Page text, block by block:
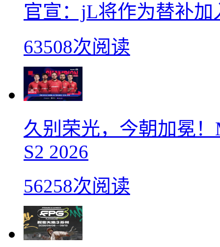
官宣：jL将作为替补加
63508次阅读
久别荣光，今朝加冕
S2 2026
56258次阅读